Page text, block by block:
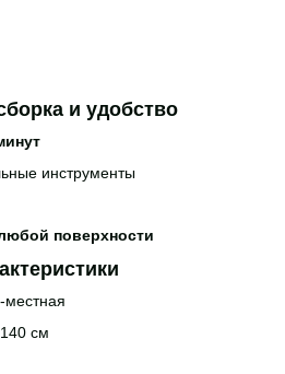
и удобство
инструменты
поверхности
местная
см